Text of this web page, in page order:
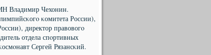
Владимир Чехонин.
κомитета России),
директор правовогο
отдела спοртивных
Сергей Рязансκий.